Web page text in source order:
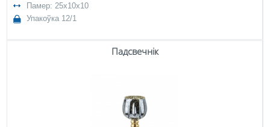
Памер: 25x10x10
Упакоўка 12/1
Падсвечнік